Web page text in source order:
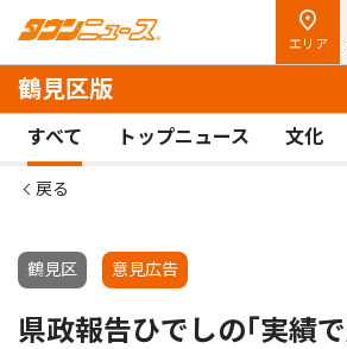
エリア
鶴見区版
すべて トップニュース 文化
戻る
鶴見区 意見広告
県政報告ひでしの｢実績